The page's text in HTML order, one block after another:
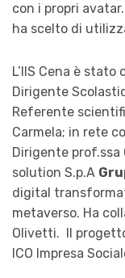
con i propri avatar.
ha scelto di
L’IIS Cena è
Dirigente
Referente
Carmela; in rete
Dirigente prof.ssa
solution S.p.A
digital
metaverso. Ha
Olivetti. Il
ICO Impresa